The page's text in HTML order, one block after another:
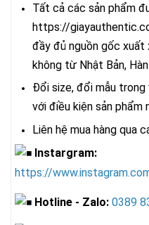
Tất cả các sản phẩm
https://
đầy đủ nguồn gốc
không từ Nhật Bản,
Đổi size, đổi mẫu trong
với điều kiện sản phẩm
Liên hệ mua hàng qua
Instargram:
https://
Hotline - Zalo: 0389